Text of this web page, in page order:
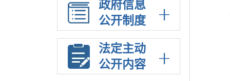
政府信息
公开制度
法定主动
公开内容